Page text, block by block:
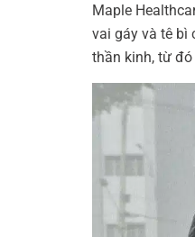
Maple
vai gáy và tê bì
thần kinh, từ